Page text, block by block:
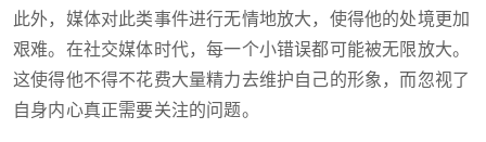
此外，媒体对此类事件进行无情地放大，使得他的处境更加
艰难。在社交媒体时代，每一个小错误都可能被无限放大。
这使得他不得不花费大量精力去维护自己的形象，而忽视了
自身内心真正需要关注的问题。